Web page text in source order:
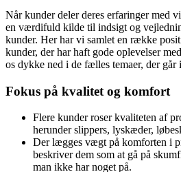
Når kunder deler deres erfaringer med
en værdifuld kilde til indsigt og
kunder. Her har vi samlet en række
kunder, der har haft gode oplevelser
os dykke ned i de fælles temaer, der går
Fokus på kvalitet og komfort
Flere kunder roser kvaliteten af
herunder slippers, lyskæder,
Der lægges vægt på komforten i
beskriver dem som at gå på
man ikke har noget på.